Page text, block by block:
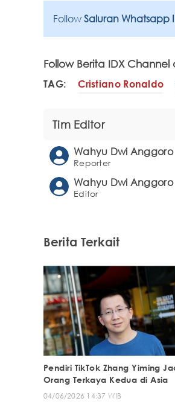
Follow Saluran Whatsapp
Follow Berita IDX Channel
TAG: Cristiano Ronaldo
Tim Editor
Wahyu Dwi Anggoro
Reporter
Wahyu Dwi Anggoro
Editor
Berita Terkait
Pendiri TikTok Zhang Yiming
Orang Terkaya Kedua di Asia
04/06/2026 14:37 WIB